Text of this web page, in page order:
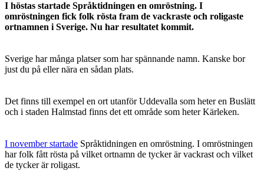
I höstas startade Språktidningen en omröstning. I
omröstningen fick folk rösta fram de vackraste och roligaste
ortnamnen i Sverige. Nu har resultatet kommit.
Sverige har många platser som har spännande namn. Kanske bor
just du på eller nära en sådan plats.
Det finns till exempel en ort utanför Uddevalla som heter en Buslätt
och i staden Halmstad finns det ett område som heter Kärleken.
I november startade Språktidningen en omröstning. I omröstningen
har folk fått rösta på vilket ortnamn de tycker är vackrast och vilket
de tycker är roligast.